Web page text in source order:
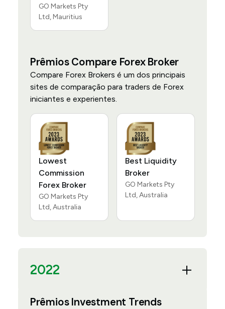
GO Markets Pty
Ltd, Mauritius
Prêmios Compare Forex Broker
Compare Forex Brokers é um dos principais
sites de comparação para traders de Forex
iniciantes e experientes.
Lowest
Commission
Forex Broker
GO Markets Pty
Ltd, Australia
Best Liquidity
Broker
GO Markets Pty
Ltd, Australia
2022
Prêmios Investment Trends